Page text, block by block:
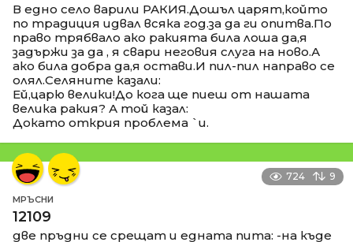
В едно село варили РАКИЯ.Дошъл царят,който
по традиция идвал всяка год.за да ги опитва.По
право трябвало ако ракията била лоша да,я
задържи за да , я свари неговия слуга на ново.А
ако била добра да,я остави.И пил-пил направо се
олял.Селяните казали:
Ей,царю велики!До кога ще пиеш от нашата
велика ракия? А той казал:
Докато открия проблема `и.
724 9
МРЪСНИ
12109
две пръдни се срещат и едната пита: -на къде